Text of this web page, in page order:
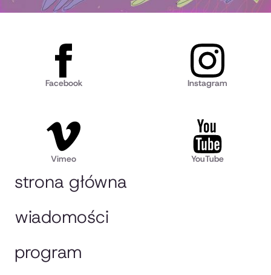
strona główna
wiadomości
program
Facebook Instagram
Vimeo YouTube